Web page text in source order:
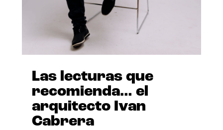
Las lecturas que
recomienda… el
arquitecto Ivan
Cabrera